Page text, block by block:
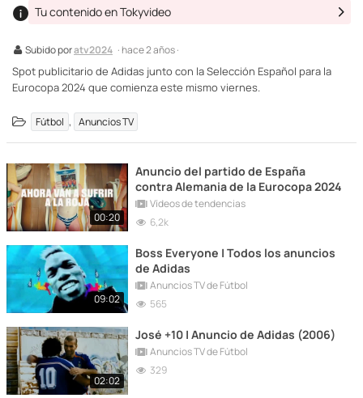
Subido poratv2024 · hace 2 años ·
Tu contenido en Tokyvideo
Spot publicitario de Adidas junto con la Selección Español para la
Eurocopa 2024 que comienza este mismo viernes.
Fútbol , Anuncios TV
00:20
Anuncio del partido de España
contra Alemania de la Eurocopa 2024
Vídeos de tendencias
6,2k
09:02
Boss Everyone | Todos los anuncios
de Adidas
Anuncios TV de Fútbol
565
02:02
José +10 | Anuncio de Adidas (2006)
Anuncios TV de Fútbol
329